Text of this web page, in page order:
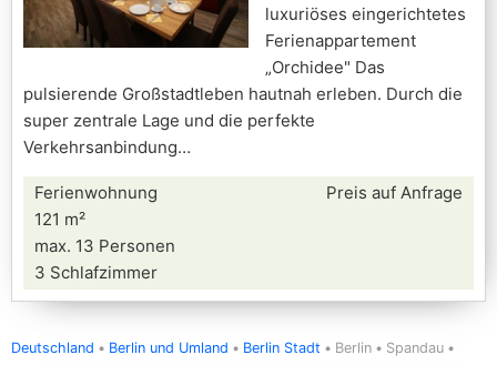
luxuriöses eingerichtetes
Ferienappartement
„Orchidee" Das
pulsierende Großstadtleben hautnah erleben. Durch die
super zentrale Lage und die perfekte
Verkehrsanbindung
Ferienwohnung
121 m²
max. 13 Personen
3 Schlafzimmer
Preis auf Anfrage
Deutschland Berlin und Umland Berlin Stadt Berlin
Spandau